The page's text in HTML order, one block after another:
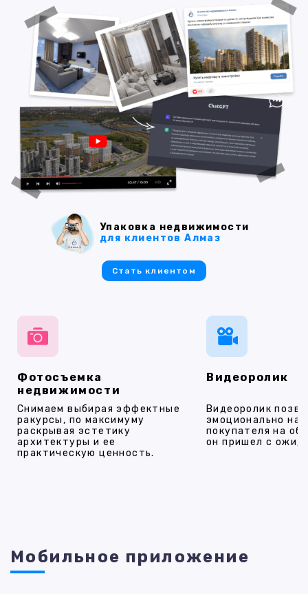
Фотосъемка
недвижимости
Снимаем выбирая эффектные
ракурсы, по максимуму
раскрывая эстетику
архитектуры и ее
практическую ценность.
Видеоролик
Видеоролик
эмоционально
покупателя на
он пришел с
Упаковка недвижимости
для клиентов Алмаз
Стать клиентом
Мобильное приложение